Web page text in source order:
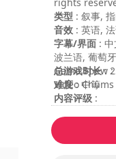
Microids
Orient
reserved.
CHRISTIE,
registered
and
类型 : 叙事,
音效 : 英语,
字幕/界面 :
波兰语, 葡萄
总游戏时长:
难度: 中等
内容评级 :
Game Spew
Video